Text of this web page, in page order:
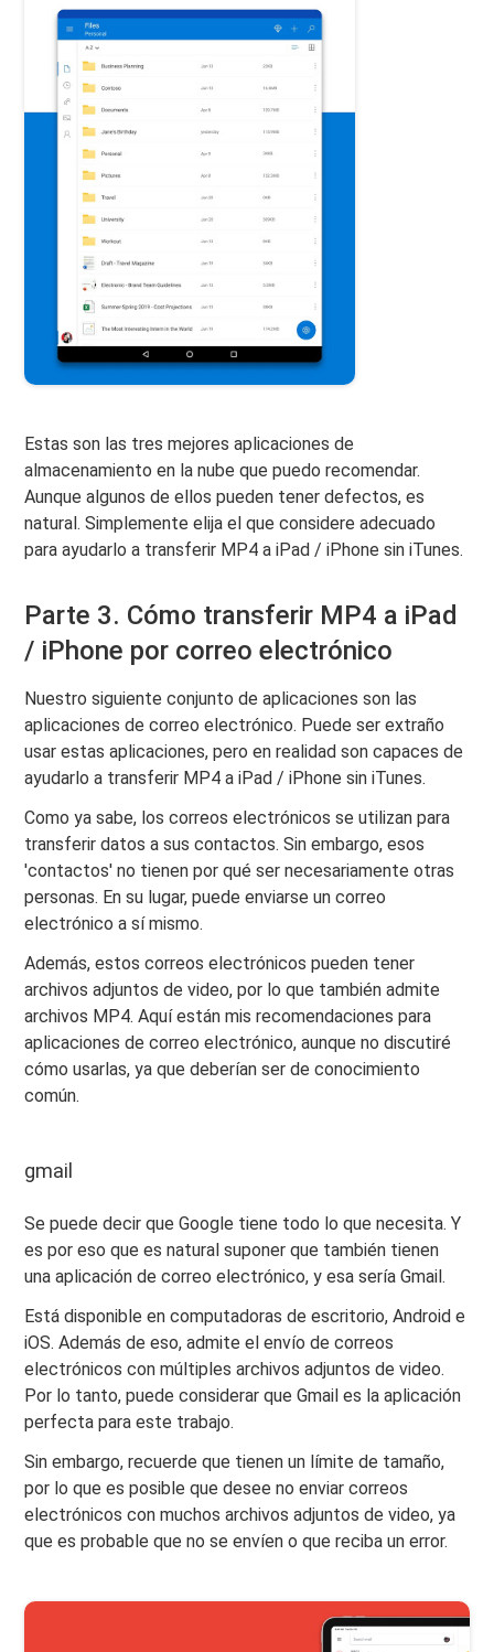
Estas son las tres mejores aplicaciones de
almacenamiento en la nube que puedo recomendar.
Aunque algunos de ellos pueden tener defectos, es
natural. Simplemente elija el que considere adecuado
para ayudarlo a transferir MP4 a iPad / iPhone sin iTunes.
Parte 3. Cómo transferir MP4 a iPad
/ iPhone por correo electrónico
Nuestro siguiente conjunto de aplicaciones son las
aplicaciones de correo electrónico. Puede ser extraño
usar estas aplicaciones, pero en realidad son capaces de
ayudarlo a transferir MP4 a iPad / iPhone sin iTunes.
Como ya sabe, los correos electrónicos se utilizan para
transferir datos a sus contactos. Sin embargo, esos
'contactos' no tienen por qué ser necesariamente otras
personas. En su lugar, puede enviarse un correo
electrónico a sí mismo.
Además, estos correos electrónicos pueden tener
archivos adjuntos de video, por lo que también admite
archivos MP4. Aquí están mis recomendaciones para
aplicaciones de correo electrónico, aunque no discutiré
cómo usarlas, ya que deberían ser de conocimiento
común.
gmail
Se puede decir que Google tiene todo lo que necesita. Y
es por eso que es natural suponer que también tienen
una aplicación de correo electrónico, y esa sería Gmail.
Está disponible en computadoras de escritorio, Android e
iOS. Además de eso, admite el envío de correos
electrónicos con múltiples archivos adjuntos de video.
Por lo tanto, puede considerar que Gmail es la aplicación
perfecta para este trabajo.
Sin embargo, recuerde que tienen un límite de tamaño,
por lo que es posible que desee no enviar correos
electrónicos con muchos archivos adjuntos de video, ya
que es probable que no se envíen o que reciba un error.